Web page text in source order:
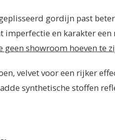
gordijn past
en karakter
showroom hoeven te
velvet voor een rijker
synthetische stoffen